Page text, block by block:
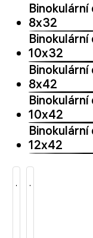
8x32
10x32
8x42
10x42
12x42